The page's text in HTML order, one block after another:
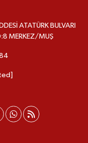
ATATÜRK BULVARI
MERKEZ/MUŞ